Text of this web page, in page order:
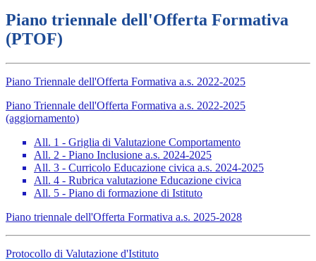
Piano triennale dell'Offerta Formativa
(PTOF)
Piano Triennale dell'Offerta Formativa a.s. 2022-2025
Piano Triennale dell'Offerta Formativa a.s. 2022-2025
(aggiornamento)
All. 1 - Griglia di Valutazione Comportamento
All. 2 - Piano Inclusione a.s. 2024-2025
All. 3 - Curricolo Educazione civica a.s. 2024-2025
All. 4 - Rubrica valutazione Educazione civica
All. 5 - Piano di formazione di Istituto
Piano triennale dell'Offerta Formativa a.s. 2025-2028
Protocollo di Valutazione d'Istituto